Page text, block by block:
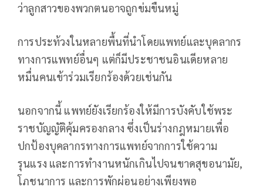
ว่าลูกสาวของพวกตนอาจถูกข่มขืนหมู่
การประท้วงในหลายพื้นที่นำโดยแพทย์และบุคลากร
ทางการแพทย์อื่นๆ แต่ก็มีประชาชนอินเดียหลาย
หมื่นคนเข้าร่วมเรียกร้องด้วยเช่นกัน
นอกจากนี้ แพทย์ยังเรียกร้องให้มีการบังคับใช้พระ
ราชบัญญัติคุ้มครองกลาง ซึ่งเป็นร่างกฎหมายเพื่อ
ปกป้องบุคลากรทางการแพทย์จากการใช้ความ
รุนแรง และการทำงานหนักเกินไปจนขาดสุขอนามัย,
โภชนาการ และการพักผ่อนอย่างเพียงพอ